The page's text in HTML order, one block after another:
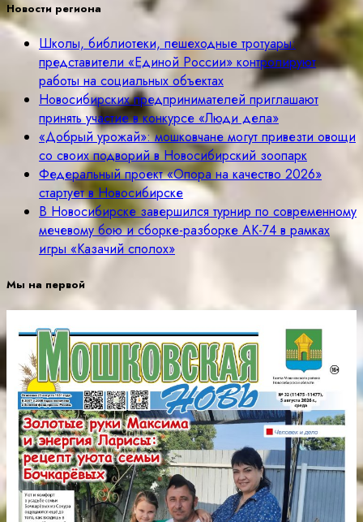
Новости региона
Школы, библиотеки, пешеходные тротуары:
представители «Единой России» контролируют
работы на социальных объектах
Новосибирских предпринимателей приглашают
принять участие в конкурсе «Люди дела»
«Добрый урожай»: мошковчане могут привезти овощи
со своих подворий в Новосибирский зоопарк
Федеральный проект «Опора на качество 2026»
стартует в Новосибирске
В Новосибирске завершился турнир по современному
мечевому бою и сборке-разборке АК-74 в рамках
игры «Казачий сполох»
Мы на первой